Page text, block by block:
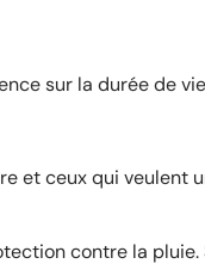
sur la durée de
et ceux qui veulent
contre la